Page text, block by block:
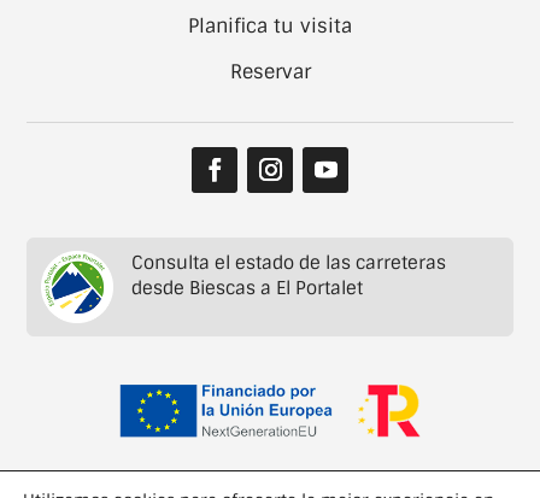
Planifica tu visita
Reservar
Consulta el estado de las carreteras
desde Biescas a El Portalet